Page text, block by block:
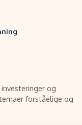
og
forståelige og